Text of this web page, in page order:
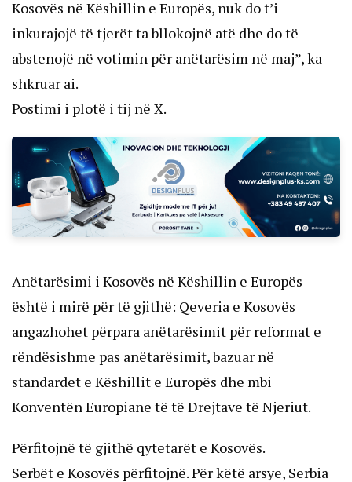
Kosovës në Këshillin e Europës, nuk do t’i
inkurajojë të tjerët ta bllokojnë atë dhe do të
abstenojë në votimin për anëtarësim në maj”, ka
shkruar ai.
Postimi i plotë i tij në X.
Anëtarësimi i Kosovës në Këshillin e Europës
është i mirë për të gjithë: Qeveria e Kosovës
angazhohet përpara anëtarësimit për reformat e
rëndësishme pas anëtarësimit, bazuar në
standardet e Këshillit e Europës dhe mbi
Konventën Europiane të të Drejtave të Njeriut.
Përfitojnë të gjithë qytetarët e Kosovës.
Serbët e Kosovës përfitojnë. Për këtë arsye, Serbia